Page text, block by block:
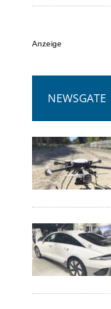
Anzeige
NEWSGATE